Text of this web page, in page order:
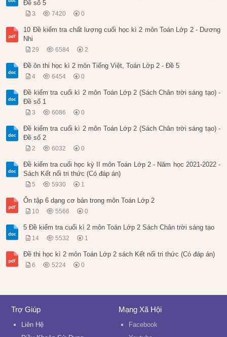
Đề số 5
3 7420 0
10 Đề kiểm tra chất lượng cuối học kì 2 môn Toán Lớp 2 - Dương
Nhi
29 6584 2
Đề ôn thi học kì 2 môn Tiếng Việt, Toán Lớp 2 - Đề 5
4 6454 0
Đề kiểm tra cuối kì 2 môn Toán Lớp 2 (Sách Chân trời sáng tạo) -
Đề số 1
3 6086 0
Đề kiểm tra cuối kì 2 môn Toán Lớp 2 (Sách Chân trời sáng tạo) -
Đề số 2
2 6032 0
Đề kiểm tra cuối học kỳ II môn Toán Lớp 2 - Năm học 2021-2022 -
Sách Kết nối tri thức (Có đáp án)
5 5930 1
Ôn tập 6 dạng cơ bản trong môn Toán Lớp 2
10 5566 0
5 Đề kiểm tra cuối kì 2 môn Toán Lớp 2 Sách Chân trời sáng tạo
14 5532 1
Đề thi học kì 2 môn Toán Lớp 2 sách Kết nối tri thức (Có đáp án)
6 5224 0
Trợ Giúp
Liên Hệ
Mạng Xã Hội
Facebook